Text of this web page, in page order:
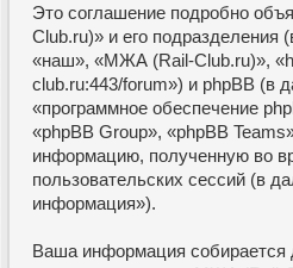
Это соглашение подробно
Club.ru)» и его
«наш», «МЖА (Rail-Club.ru)»,
club.ru:443/forum») и phpBB (в
«программное обеспечение
«phpBB Group», «phpBB
информацию, полученную во
пользовательских сессий (в
информация»).
Ваша информация собирается